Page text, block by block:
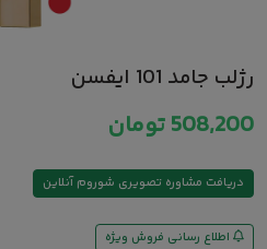
رژلب جامد 101 ایفسن
508,200تومان
دریافت مشاوره تصویری شوروم آنلاین
اطلاع رسانی فروش ویژه